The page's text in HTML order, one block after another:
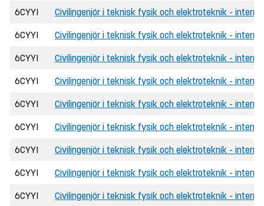
6CYYI Civilingenjör i teknisk fysik och elektroteknik -
6CYYI Civilingenjör i teknisk fysik och elektroteknik -
6CYYI Civilingenjör i teknisk fysik och elektroteknik -
6CYYI Civilingenjör i teknisk fysik och elektroteknik -
6CYYI Civilingenjör i teknisk fysik och elektroteknik -
6CYYI Civilingenjör i teknisk fysik och elektroteknik -
6CYYI Civilingenjör i teknisk fysik och elektroteknik -
6CYYI Civilingenjör i teknisk fysik och elektroteknik -
6CYYI Civilingenjör i teknisk fysik och elektroteknik -